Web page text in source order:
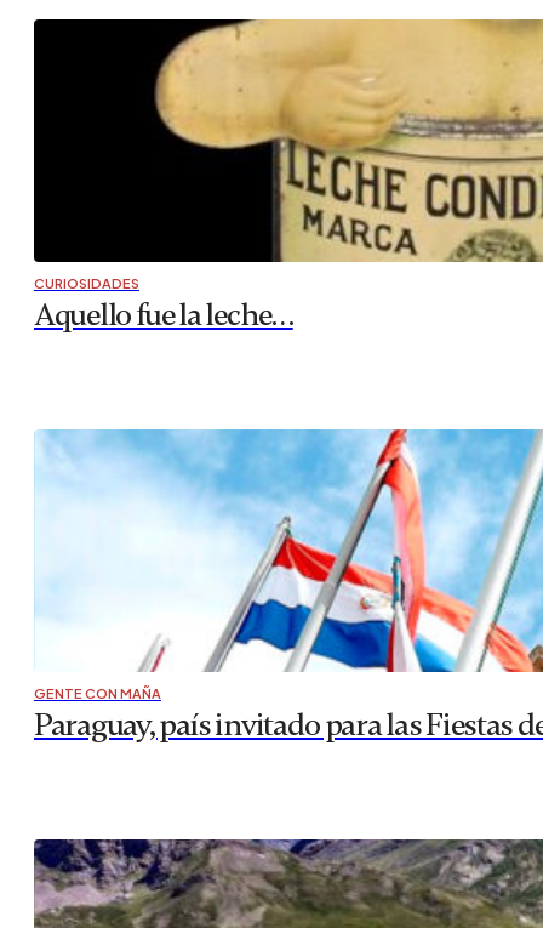
CURIOSIDADES
Aquello fue la leche…
GENTE CON MAÑA
Paraguay, país invitado para las Fiestas